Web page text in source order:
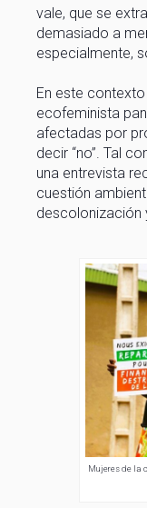
vale, que se
demasiado a
especialmente,
En este
ecofeminista
afectadas por
decir “no”. Tal
una entrevista
cuestión
descolonización
Mujeres de la